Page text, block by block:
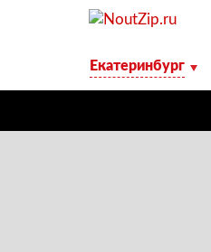
Екатеринбург